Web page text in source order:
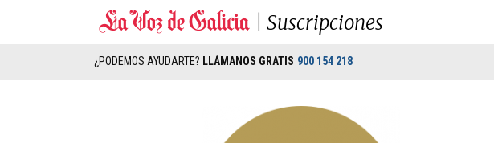
Suscripciones
¿PODEMOS AYUDARTE? LLÁMANOS GRATIS 900 154 218